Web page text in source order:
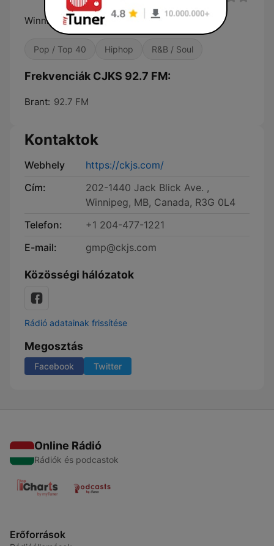
Winnipeg's Multilingual Radio
Pop / Top 40 Hiphop R&B / Soul
Frekvenciák CJKS 92.7 FM:
Brant: 92.7 FM
Kontaktok
Webhely
https://ckjs.com/
Cím:
202-1440 Jack Blick Ave. ,
Winnipeg, MB, Canada, R3G 0L4
Telefon:
+1 204-477-1221
E-mail:
gmp@ckjs.com
Közösségi hálózatok
Rádió adatainak frissítése
Megosztás
Facebook Twitter
Online Rádió
Rádiók és podcastok
Erőforrások